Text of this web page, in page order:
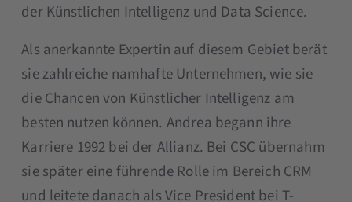
der Künstlichen Intelligenz und Data Science.
Als anerkannte Expertin auf diesem Gebiet berät
sie zahlreiche namhafte Unternehmen, wie sie
die Chancen von Künstlicher Intelligenz am
besten nutzen können. Andrea begann ihre
Karriere 1992 bei der Allianz. Bei CSC übernahm
sie später eine führende Rolle im Bereich CRM
und leitete danach als Vice President bei T-